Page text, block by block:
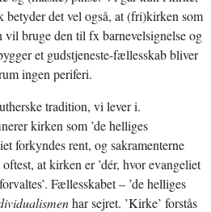
betyder det vel også, at (fri)kirken som
bruge den til fx barnevelsignelse og
et gudstjeneste-fællesskab bliver
ingen periferi.
tradition, vi lever i.
kirken som ’de helliges
forkyndes rent, og sakramenterne
at kirken er ’dér, hvor evangeliet
Fællesskabet – ’de helliges
har sejret. ’Kirke’ forstås